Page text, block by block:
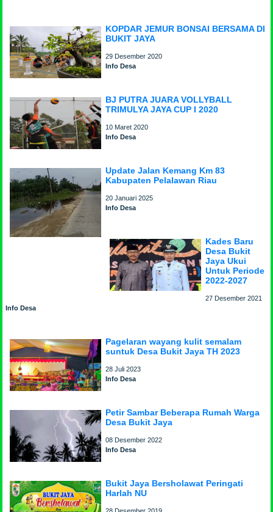
KOPDAR JEMUR BONSAI BERSAMA DI
BUKIT JAYA
29 Desember 2020
Info Desa
BJ PUTRA JUARA VOLLYBALL
TRIMULYA JAYA CUP I 2020
10 Maret 2020
Info Desa
Update Jalan Kemang Km 83
Kabupaten Pelalawan Riau
20 Januari 2025
Info Desa
Kades Baru
Desa Bukit
Jaya Ukui
Untuk Periode
2022-2027
27 Desember 2021
Info Desa
Pagelaran wayang kulit semalam
suntuk Desa Bukit Jaya TH 2023
28 Juli 2023
Info Desa
Petir Sambar Beberapa Rumah Warga
Desa Bukit Jaya
08 Desember 2022
Info Desa
Bukit Jaya Bersholawat Peringati
Harlah NU